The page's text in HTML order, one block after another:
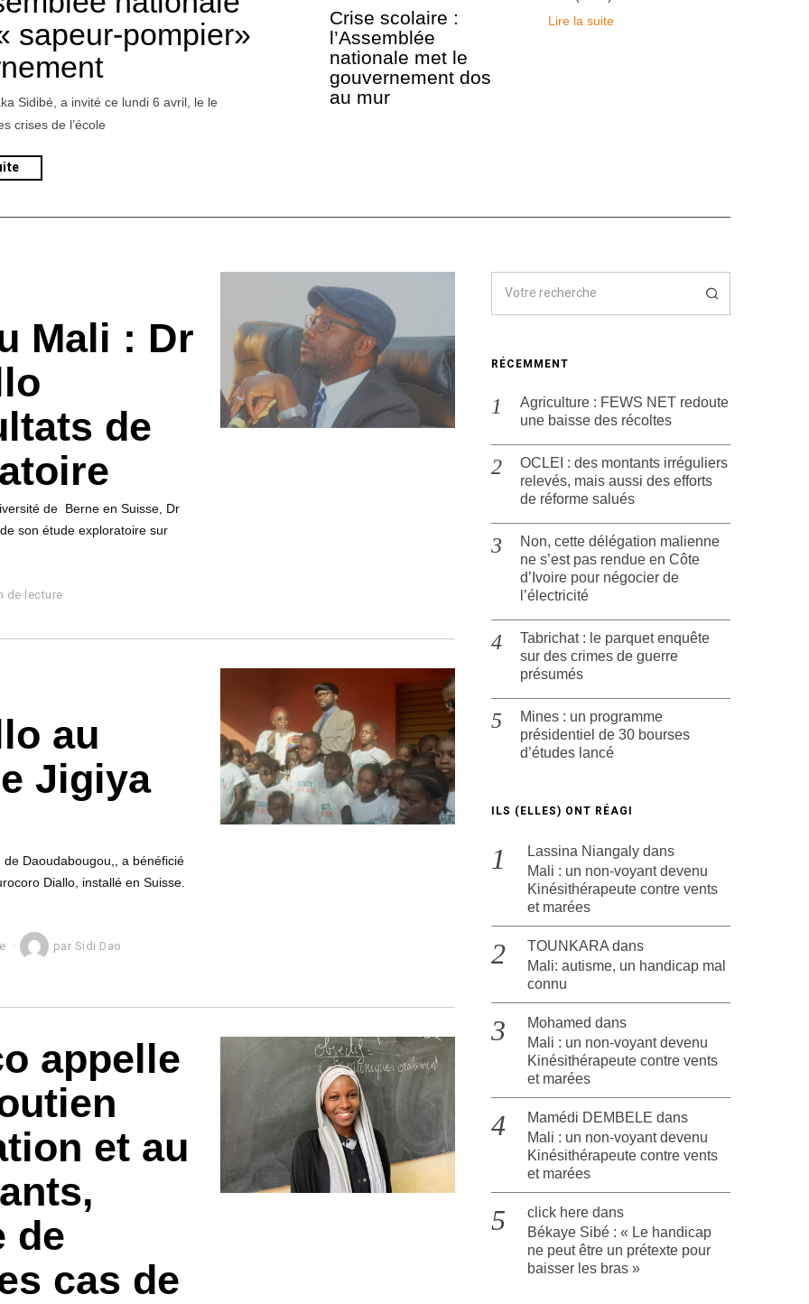
sapeur-pompier»
Sidibé, a invité ce lundi 6 avril, le le
crises de l’école
Lire la suite
m
a
r
s
2
0
Crise scolaire :
l’Assemblée
nationale met le
gouvernement dos
au mur
Mali : Dr
de
de Berne en Suisse, Dr
son étude exploratoire sur
de lecture
au
Jigiya
de Daoudabougou,, a bénéficié
Diallo, installé en Suisse.
par Sidi Dao
appelle
et au
de
cas de
RÉCEMMENT
Agriculture : FEWS NET redoute
une baisse des récoltes
OCLEI : des montants irréguliers
relevés, mais aussi des efforts
de réforme salués
Non, cette délégation malienne
ne s’est pas rendue en Côte
d’Ivoire pour négocier de
l’électricité
Tabrichat : le parquet enquête
sur des crimes de guerre
présumés
Mines : un programme
présidentiel de 30 bourses
d’études lancé
ILS (ELLES) ONT RÉAGI
Lassina Niangaly dans
Mali : un non-voyant devenu
Kinésithérapeute contre vents
et marées
TOUNKARA dans
Mali: autisme, un handicap mal
connu
Mohamed dans
Mali : un non-voyant devenu
Kinésithérapeute contre vents
et marées
Mamédi DEMBELE dans
Mali : un non-voyant devenu
Kinésithérapeute contre vents
et marées
click here dans
Békaye Sibé : « Le handicap
ne peut être un prétexte pour
baisser les bras »